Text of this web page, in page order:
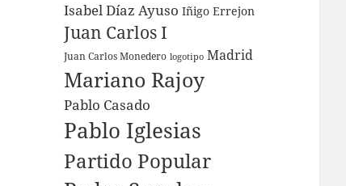
Isabel Díaz Ayuso Iñigo Errejon
Juan Carlos I
Juan Carlos Monedero logotipo Madrid
Mariano Rajoy
Pablo Casado
Pablo Iglesias
Partido Popular